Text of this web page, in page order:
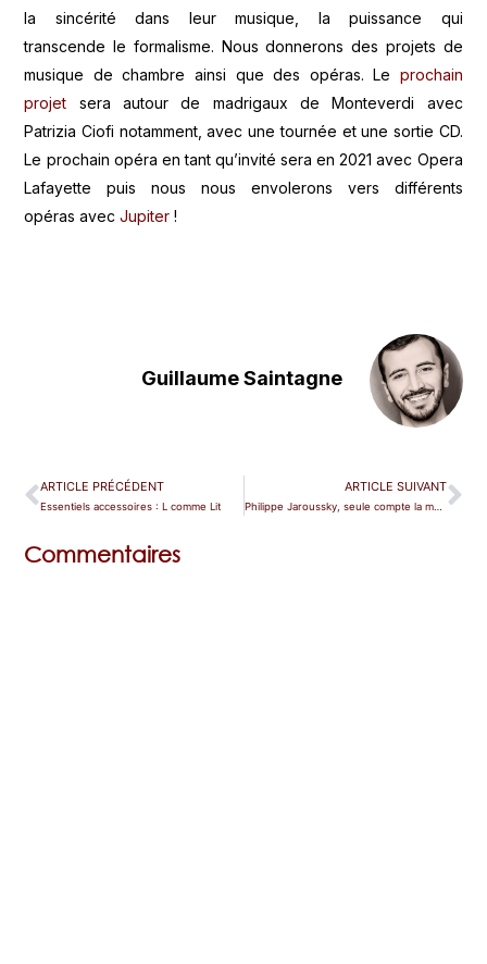
la sincérité dans leur musique, la puissance qui
transcende le formalisme. Nous donnerons des projets de
musique de chambre ainsi que des opéras. Le prochain
projet sera autour de madrigaux de Monteverdi avec
Patrizia Ciofi notamment, avec une tournée et une sortie CD.
Le prochain opéra en tant qu’invité sera en 2021 avec Opera
Lafayette puis nous nous envolerons vers différents
opéras avecJupiter !
Guillaume Saintagne
ARTICLE PRÉCÉDENT
Essentiels accessoires : L comme Lit
ARTICLE SUIVANT
Philippe Jaroussky, seule compte la musique
Commentaires